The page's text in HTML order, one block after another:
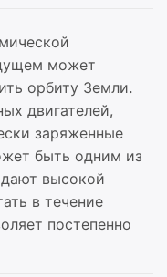
может
орбиту Земли.
двигателей,
заряженные
быть одним из
высокой
в течение
постепенно